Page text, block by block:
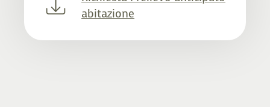
abitazione